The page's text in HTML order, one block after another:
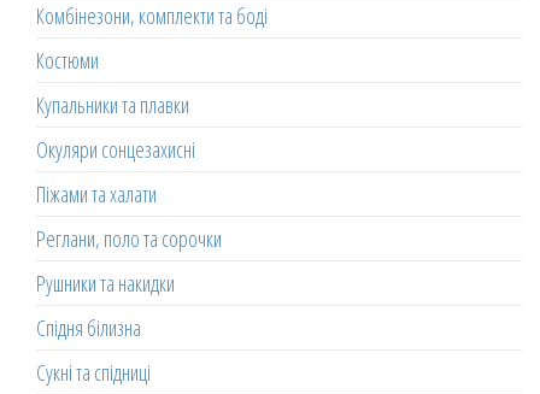
Комбінезони, комплекти та боді
Костюми
Купальники та плавки
Окуляри сонцезахисні
Піжами та халати
Реглани, поло та сорочки
Рушники та накидки
Спідня білизна
Сукні та спідниці